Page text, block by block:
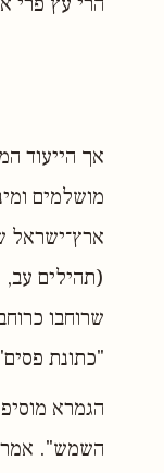
אך הייעוד
מושלמים
ארץ־ישראל
(תהילים עב,
שרוחבו
"כתונת
הגמרא
השמש". אמר